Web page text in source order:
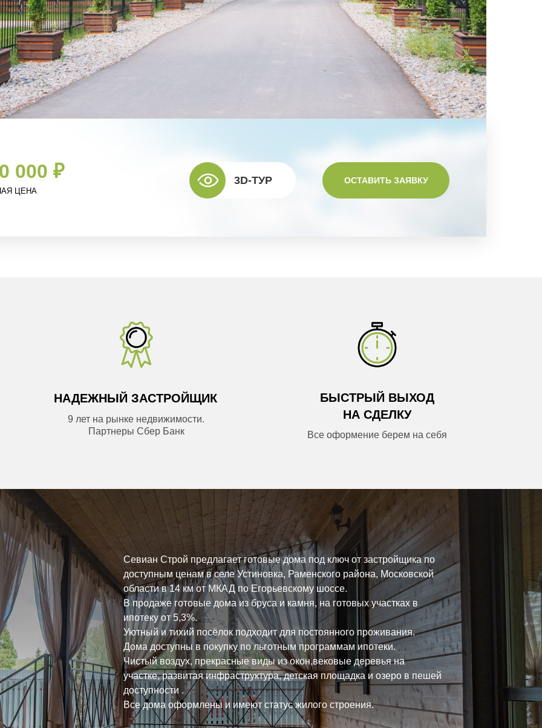
ЦЕНА
000 ₽ ОСТАВИТЬ ЗАЯВКУ
3D-ТУР
Все оформение берем на себя
9 лет на рынке недвижимости.
Партнеры Сбер Банк
НАДЕЖНЫЙ ЗАСТРОЙЩИК
БЫСТРЫЙ ВЫХОД
НА СДЕЛКУ
Севиан Строй предлагает готовые дома под ключ от застройщика по
доступным ценам в селе Устиновка, Раменского района, Московской
области в 14 км от МКАД по Егорьевскому шоссе.
В продаже готовые дома из бруса и камня, на готовых участках в
ипотеку от 5,3%.
Уютный и тихий посёлок подходит для постоянного проживания.
Дома доступны в покупку по льготным программам ипотеки.
Чистый воздух, прекрасные виды из окон,вековые деревья на
участке, развитая инфраструктура, детская площадка и озеро в пешей
доступности .
Все дома оформлены и имеют статус жилого строения.
SEVIAN-STROY SEVIAN-STROY